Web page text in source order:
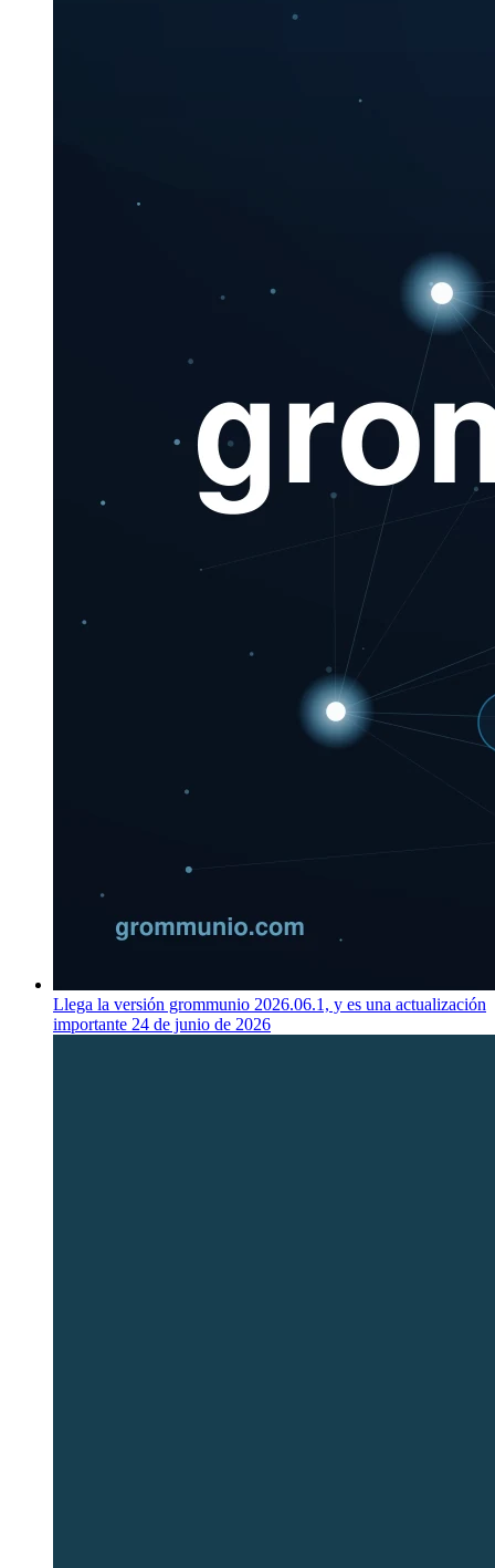
Llega la versión grommunio 2026.06.1, y es una actualización
importante 24 de junio de 2026